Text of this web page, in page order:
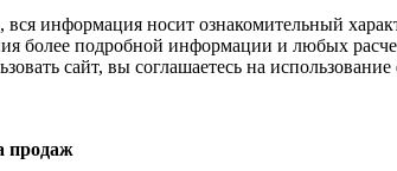
информация носит ознакомительный
более подробной информации и любых
сайт, вы соглашаетесь на
продаж